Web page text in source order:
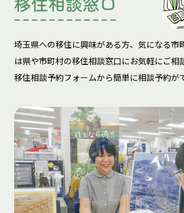
埼玉県への移住に興味がある方、気になる市
は県や市町村の移住相談窓口にお気軽にご相
移住相談予約フォームから簡単に相談予約が